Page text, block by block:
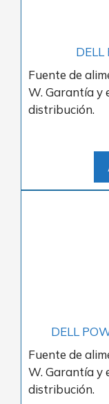
DELL
Fuente de
W. Garantía y
distribución.
DELL
Fuente de
W. Garantía y
distribución.